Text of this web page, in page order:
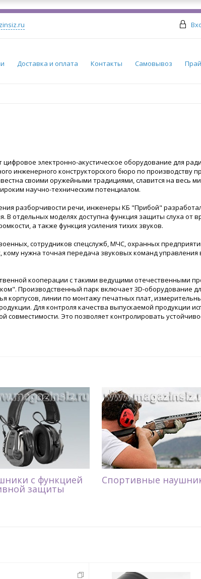
Доставка и оплата Контакты Самовывоз
электронно-акустическое оборудование для
инженерного конструкторского бюро по производству
своими оружейными традициями, славится на весь
научно-техническим потенциалом.
разборчивости речи, инженеры КБ "Прибой"
В отдельных моделях доступна функция защиты слуха от
а также функция усиления тихих звуков.
сотрудников спецслужб, МЧС, охранных
кому нужна точная передача звуковых команд управления
кооперации с такими ведущими отечественными
Производственный парк включает 3D-оборудование
корпусов, линии по монтажу печатных плат,
Для контроля качества выпускаемой продукции
совместимости. Это позволяет контролировать
с функцией
защиты
Спортивные